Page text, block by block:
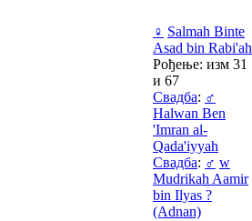
♀ Salmah Binte
Asad bin Rabi'ah
Рођење: изм 31
и 67
Свадба: ♂
Halwan Ben
'Imran al-
Qada'iyyah
Свадба: ♂ w
Mudrikah Aamir
bin Ilyas ?
(Adnan)